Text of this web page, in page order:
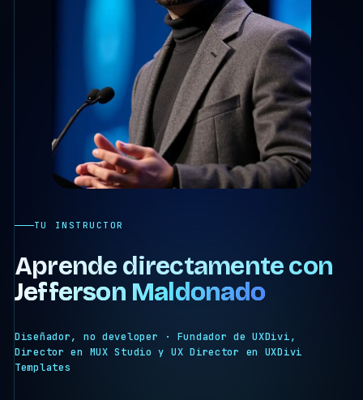
TU INSTRUCTOR
Aprende directamente con
Jefferson Maldonado
Diseñador, no developer · Fundador de UXDivi,
Director en MUX Studio y UX Director en UXDivi
Templates